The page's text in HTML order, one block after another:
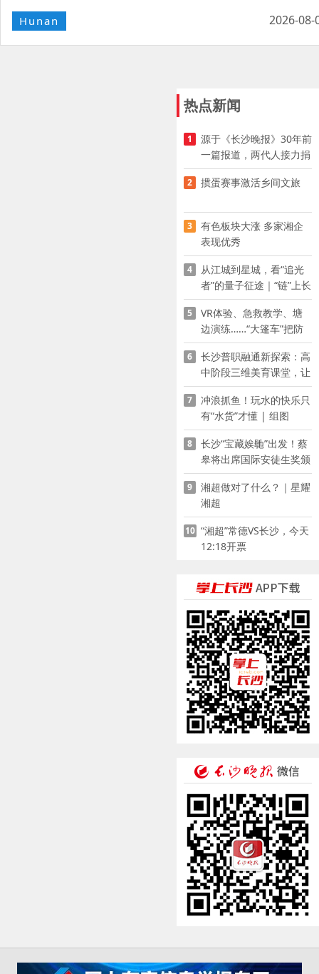
Hunan 2026-08-
热点新闻
1
源于《长沙晚报》30年前
一篇报道，两代人接力捐
资助学
2 掼蛋赛事激活乡间文旅
3
有色板块大涨 多家湘企
表现优秀
4
从江城到星城，看“追光
者”的量子征途｜“链”上长
沙 “才”够硬核
5
VR体验、急救教学、塘
边演练……“大篷车”把防
溺水课堂搬到乡村青少年
家门口
6
长沙普职融通新探索：高
中阶段三维美育课堂，让
少年向美而生
7
冲浪抓鱼！玩水的快乐只
有“水货”才懂 | 组图
8
长沙“宝藏娭毑”出发！蔡
皋将出席国际安徒生奖颁
奖典礼并领奖
9
湘超做对了什么？｜星耀
湘超
10 “湘超”常德VS长沙，今天
12:18开票